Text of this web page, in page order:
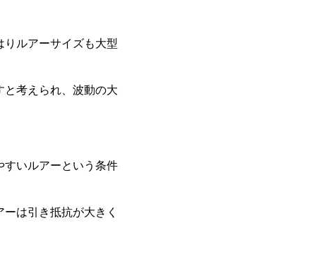
ルアーサイズも大型
考えられ、波動の大
すいルアーという条件
は引き抵抗が大きく